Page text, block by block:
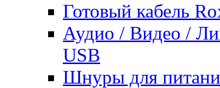
Готовый кабель
Аудио / Видео /
USB
Шнуры для